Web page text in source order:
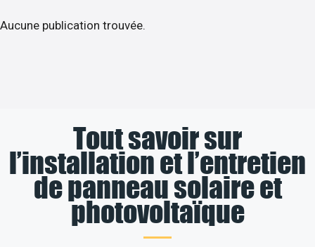
Aucune publication trouvée.
Tout savoir sur
l’installation et l’entretien
de panneau solaire et
photovoltaïque